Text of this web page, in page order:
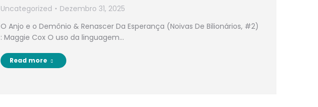
Uncategorized
Dezembro 31, 2025
O Anjo e o Demônio & Renascer Da Esperança (Noivas De Bilionários, #2)
: Maggie Cox O uso da linguagem…
Read more